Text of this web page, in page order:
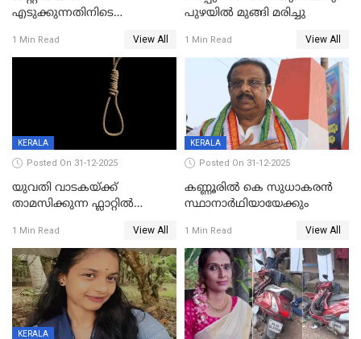
എടുക്കുന്നതിനിടെ
വധശ്രമക്കേസ് പ്രതി പിടിയിൽ
1 Min Read View All
പുഴയിൽ മുങ്ങി മരിച്ചു
1 Min Read View All
KERALA
Posted On 31-12-2025
യുവതി വാടകയ്ക്ക്
താമസിക്കുന്ന ഫ്ലാറ്റില്‍
സംഭവം കൈതപ്പൊയിലില്‍
1 Min Read View All
KERALA
Posted On 31-12-2025
കണ്ണൂരിൽ കെ സുധാകരൻ
സ്ഥാനാർഥിയായേക്കും
1 Min Read View All
KERALA